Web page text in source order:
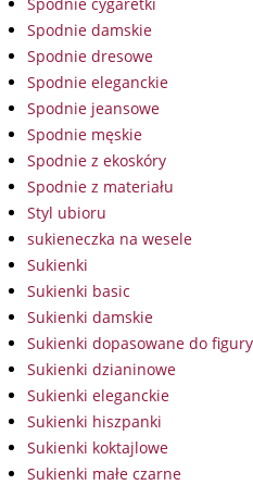
Spodnie damskie
Spodnie dresowe
Spodnie eleganckie
Spodnie jeansowe
Spodnie męskie
Spodnie z ekoskóry
Spodnie z materiału
Styl ubioru
sukieneczka na wesele
Sukienki
Sukienki basic
Sukienki damskie
Sukienki dopasowane do figury
Sukienki dzianinowe
Sukienki eleganckie
Sukienki hiszpanki
Sukienki koktajlowe
Sukienki małe czarne